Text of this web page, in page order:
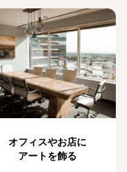
オフィスやお店に
アートを飾る